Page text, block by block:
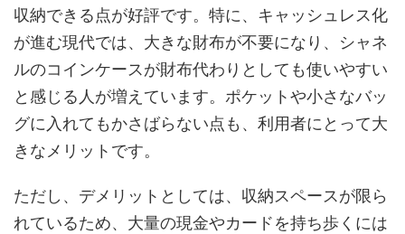
収納できる点が好評です。特に、キャッシュレス化
が進む現代では、大きな財布が不要になり、シャネ
ルのコインケースが財布代わりとしても使いやすい
と感じる人が増えています。ポケットや小さなバッ
グに入れてもかさばらない点も、利用者にとって大
きなメリットです。
ただし、デメリットとしては、収納スペースが限ら
れているため、大量の現金やカードを持ち歩くには